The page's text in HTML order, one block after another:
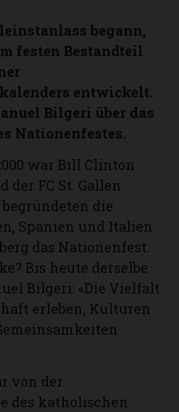
begann,
festen Bestandteil
entwickelt.
Bilgeri über das
Nationenfestes.
war Bill Clinton
der FC St. Gallen
die
Spanien und Italien
das Nationenfest.
Bis heute derselbe
Bilgeri: «Die Vielfalt
erleben, Kulturen
von der
des katholischen